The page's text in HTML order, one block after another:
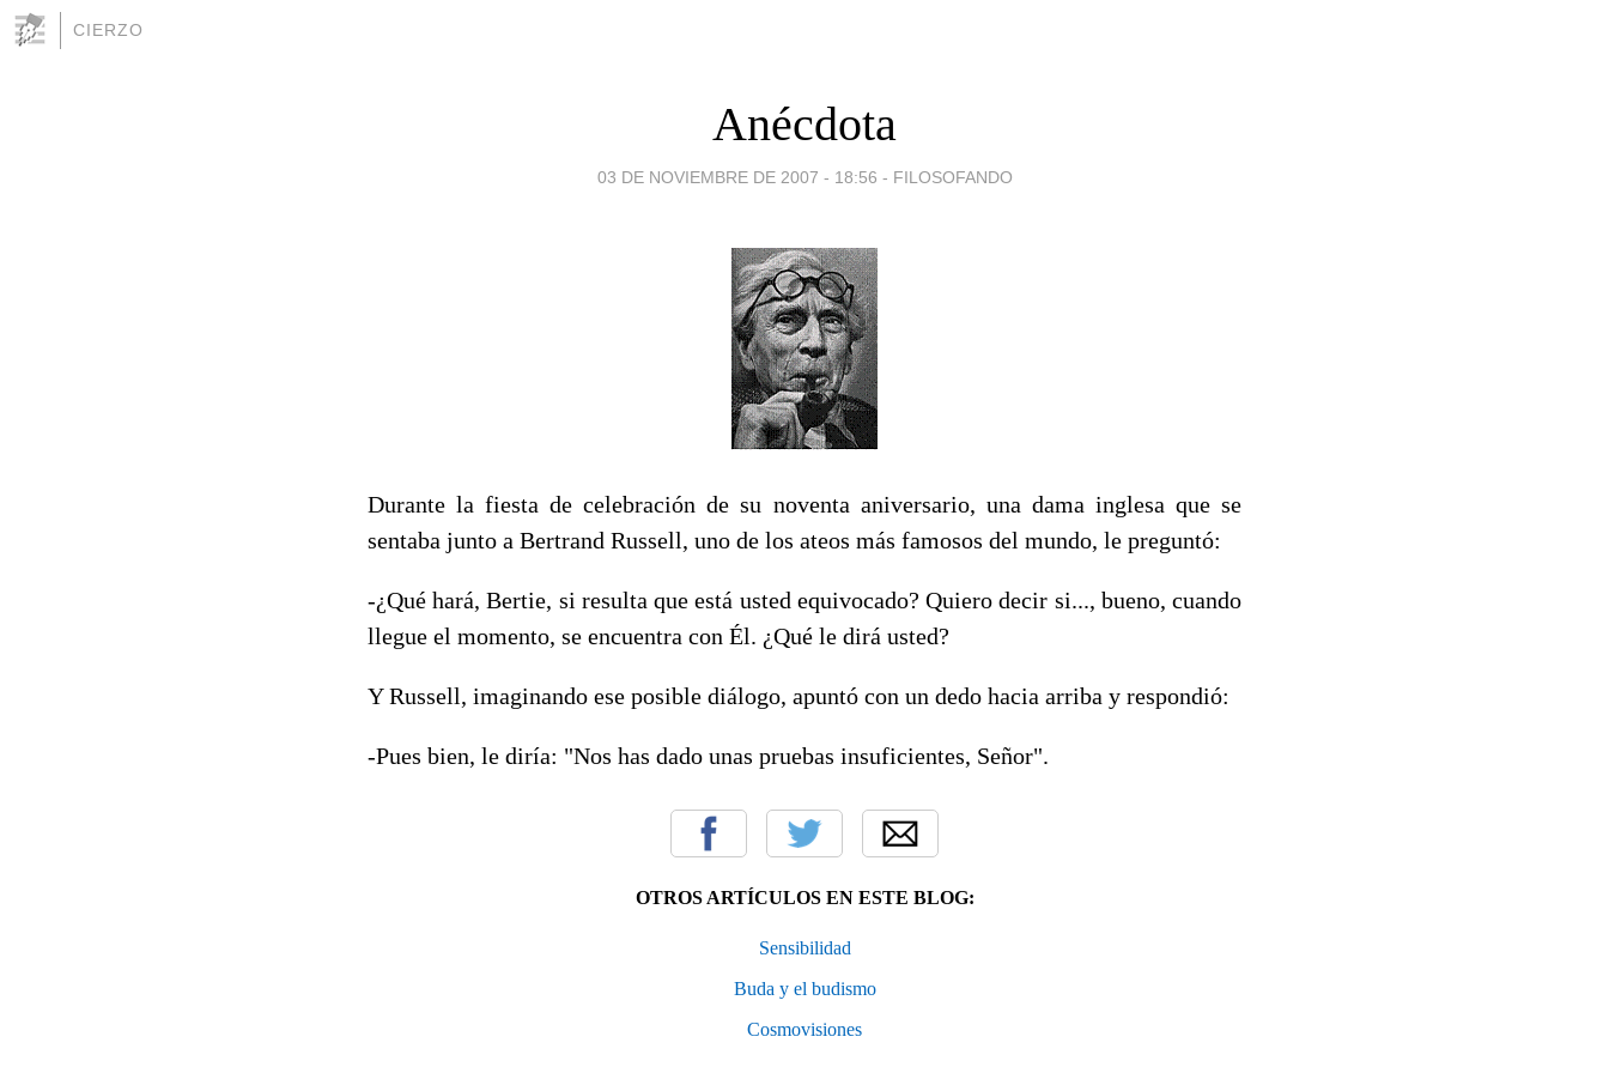
CIERZO
Anécdota
03 DE NOVIEMBRE DE 2007 - 18:56 - FILOSOFANDO
Durante la fiesta de celebración de su noventa aniversario, una dama inglesa que se
sentaba junto a Bertrand Russell, uno de los ateos más famosos del mundo, le preguntó:
-¿Qué hará, Bertie, si resulta que está usted equivocado? Quiero decir si..., bueno, cuando
llegue el momento, se encuentra con Él. ¿Qué le dirá usted?
Y Russell, imaginando ese posible diálogo, apuntó con un dedo hacia arriba y respondió:
-Pues bien, le diría: "Nos has dado unas pruebas insuficientes, Señor".
OTROS ARTÍCULOS EN ESTE BLOG:
Sensibilidad
Buda y el budismo
Cosmovisiones